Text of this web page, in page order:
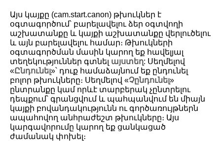
D388-210
Language
Select [ :Language ] (
).
Set the desired language.
Այս կայքը (cam.start.canon) թխուկներ է
օգտագործում՝ բարելավելու ձեր օգտվողի
աշխատանքը և կայքի աշխատանքը վերլուծելու
և այն բարելավելու համար։ Թխուկների
օգտագործման մասին կարող եք հավելյալ
տեղեկություններ գտնել այստեղ: Սեղմելով
«Ընդունել»՝ դուք համաձայնում եք ընդունել
բոլոր թխուկները։ Սեղմելով «Չընդունել»
ընտրանքը կամ որևէ տարբերակ չընտրելու
դեպքում՝ գրանցվում և պահպանվում են միայն
կայքի բովանդակությունն ու գործառույթներն
ապահովող անհրաժեշտ թխուկները։ Այս
կարգավորումը կարող եք ցանկացած
ժամանակ փոխել։